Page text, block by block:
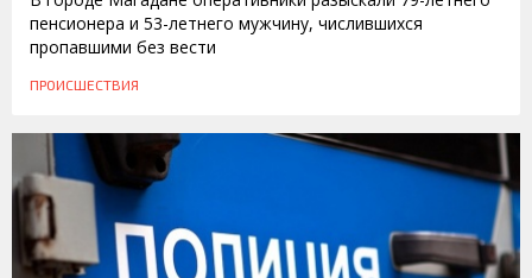
пенсионера и 53-летнего мужчину, числившихся
пропавшими без вести
ПРОИСШЕСТВИЯ